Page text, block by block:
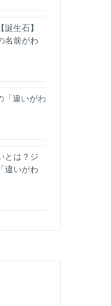
生石】
名前がわ
「違いがわ
とは？ジ
違いがわ